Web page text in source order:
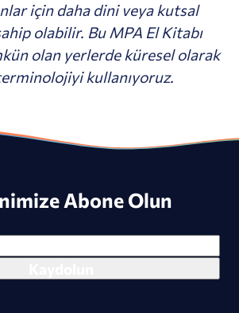
için daha dini veya kutsal
olabilir. Bu MPA El Kitabı
olan yerlerde küresel olarak
kullanıyoruz.
Abone Olun